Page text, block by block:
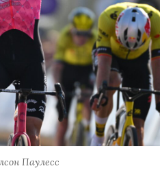
Паулесс